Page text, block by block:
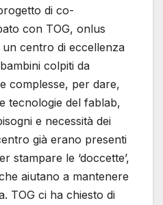
di co-
con TOG, onlus
un centro di eccellenza
colpiti da
complesse, per dare,
tecnologie del fablab,
e necessità dei
già erano presenti
stampare le ‘doccette’,
aiutano a mantenere
TOG ci ha chiesto di